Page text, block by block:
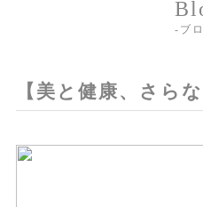
ブ
【美と健康、さら